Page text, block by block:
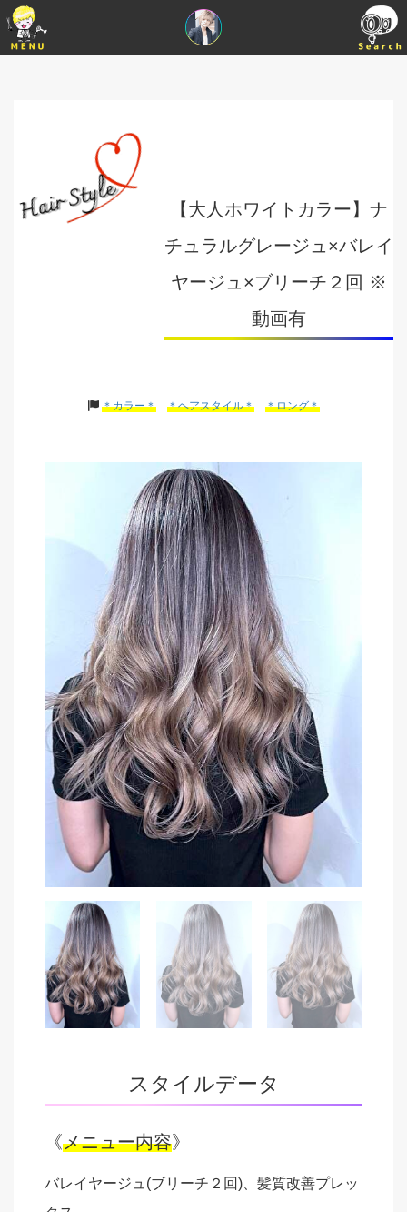
【大人ホワイトカラー】ナ
チュラルグレージュ×バレイ
ヤージュ×ブリーチ２回 ※
動画有
＊カラー＊ ＊ヘアスタイル＊ ＊ロング＊
スタイルデータ
《メニュー内容》
バレイヤージュ(ブリーチ２回)、髪質改善プレッ